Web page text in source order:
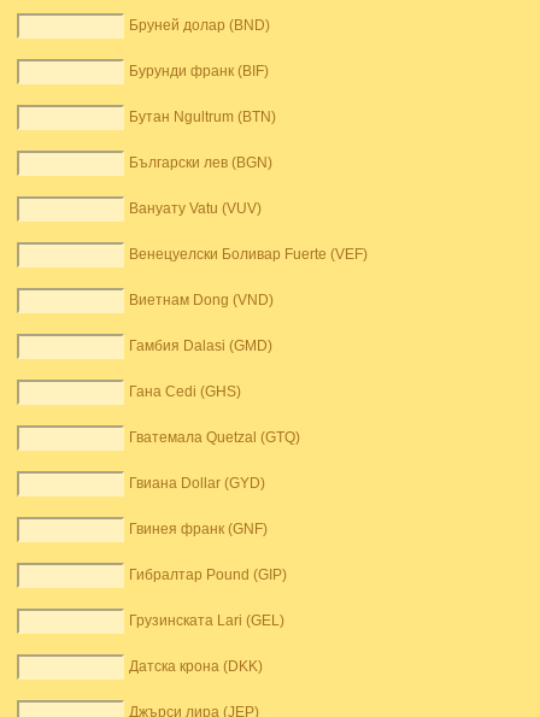
Бруней долар (BND)
Бурунди франк (BIF)
Бутан Ngultrum (BTN)
Български лев (BGN)
Вануату Vatu (VUV)
Венецуелски Боливар Fuerte (VEF)
Виетнам Dong (VND)
Гамбия Dalasi (GMD)
Гана Cedi (GHS)
Гватемала Quetzal (GTQ)
Гвиана Dollar (GYD)
Гвинея франк (GNF)
Гибралтар Pound (GIP)
Грузинската Lari (GEL)
Датска крона (DKK)
Джърси лира (JEP)